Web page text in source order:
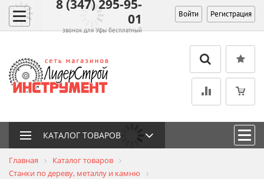
8 (347) 295-95-
01
звонок для Уфы бесплатный
Войти Регистрация
КАТАЛОГ ТОВАРОВ
Главная
Каталог товаров
Станки по дереву, металлу и камню